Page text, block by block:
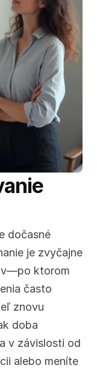
dočasné
je zvyčajne
ktorom
často
znovu
doba
v závislosti od
alebo meníte